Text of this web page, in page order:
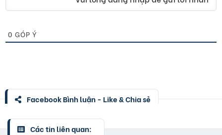
0 GÓP Ý
Facebook Bình luận - Like & Chia sẻ
Các tin liên quan: